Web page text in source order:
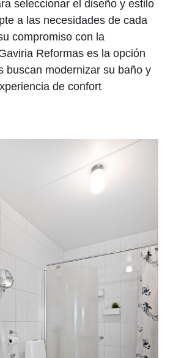
seleccionar el diseño y estilo
a las necesidades de cada
compromiso con la
Reformas es la opción
buscan modernizar su baño y
de confort